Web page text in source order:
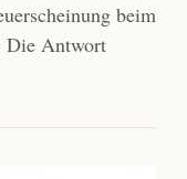
beim
Die Antwort